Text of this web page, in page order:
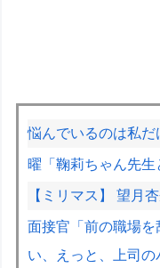
悩んでいるのは私
曜「鞠莉ちゃん先生
【ミリマス】 望月
面接官「前の職場
い、えっと、上司